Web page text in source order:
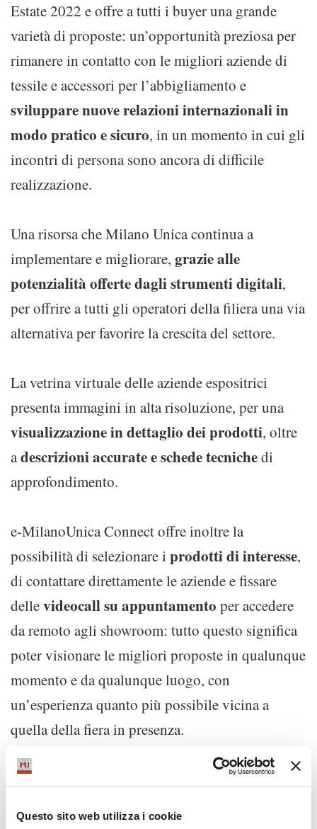
Questo sito web utilizza i cookie
Estate 2022 e offre a tutti i buyer una grande
varietà di proposte: un’opportunità preziosa per
rimanere in contatto con le migliori aziende di
tessile e accessori per l’abbigliamento e
sviluppare nuove relazioni internazionali in
modo pratico e sicuro, in un momento in cui gli
incontri di persona sono ancora di difficile
realizzazione.
Una risorsa che Milano Unica continua a
implementare e migliorare, grazie alle
potenzialità offerte dagli strumenti digitali,
per offrire a tutti gli operatori della filiera una via
alternativa per favorire la crescita del settore.
La vetrina virtuale delle aziende espositrici
presenta immagini in alta risoluzione, per una
visualizzazione in dettaglio dei prodotti, oltre
adescrizioni accurate e schede tecnichedi
approfondimento.
e-MilanoUnica Connect offre inoltre la
possibilità di selezionare i prodotti di interesse,
di contattare direttamente le aziende e fissare
dellevideocall su appuntamento per accedere
da remoto agli showroom: tutto questo significa
poter visionare le migliori proposte in qualunque
momento e da qualunque luogo, con
un’esperienza quanto più possibile vicina a
quella della fiera in presenza.
e-MilanoUnica Connect è riservato agli